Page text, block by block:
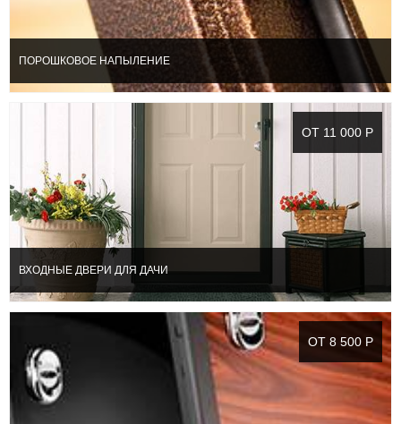
ПОРОШКОВОЕ НАПЫЛЕНИЕ
ОТ 11 000 Р
ВХОДНЫЕ ДВЕРИ ДЛЯ ДАЧИ
ОТ 8 500 Р